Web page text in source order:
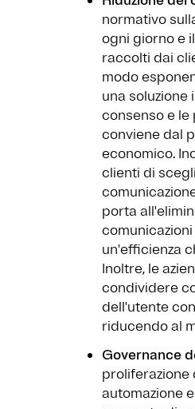
normativo
ogni giorno e
raccolti dai
modo
una soluzione
consenso e le
conviene dal
economico.
clienti di
porta
un'efficienza
Inoltre, le
condividere
dell'utente
riducendo al
Governance
proliferazione
automazione